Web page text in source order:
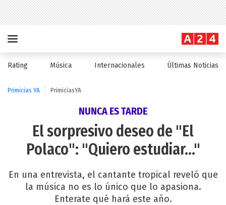
Rating Música Internacionales Últimas Noticias
Primicias YA PrimiciasYA
NUNCA ES TARDE
El sorpresivo deseo de "El
Polaco": "Quiero estudiar..."
En una entrevista, el cantante tropical reveló que
la música no es lo único que lo apasiona.
Enterate qué hará este año.